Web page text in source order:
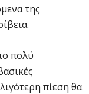
της
πολύ
πίεση θα